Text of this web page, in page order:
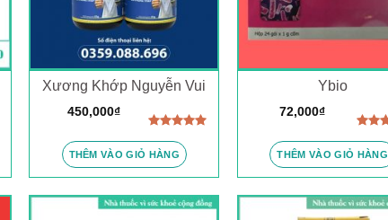
Xương Khớp Nguyễn Vui
hạng 5.00
5 sao
450,000₫
THÊM VÀO GIỎ HÀNG
Ybio
hạng
5 sao
72,000₫
THÊM VÀO GIỎ HÀNG